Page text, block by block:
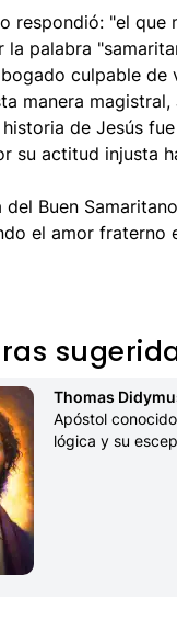
respondió: "el que
la palabra
culpable de
manera
de Jesús
su actitud injusta
del Buen
el amor fraterno
Thomas
Apóstol
lógica y su